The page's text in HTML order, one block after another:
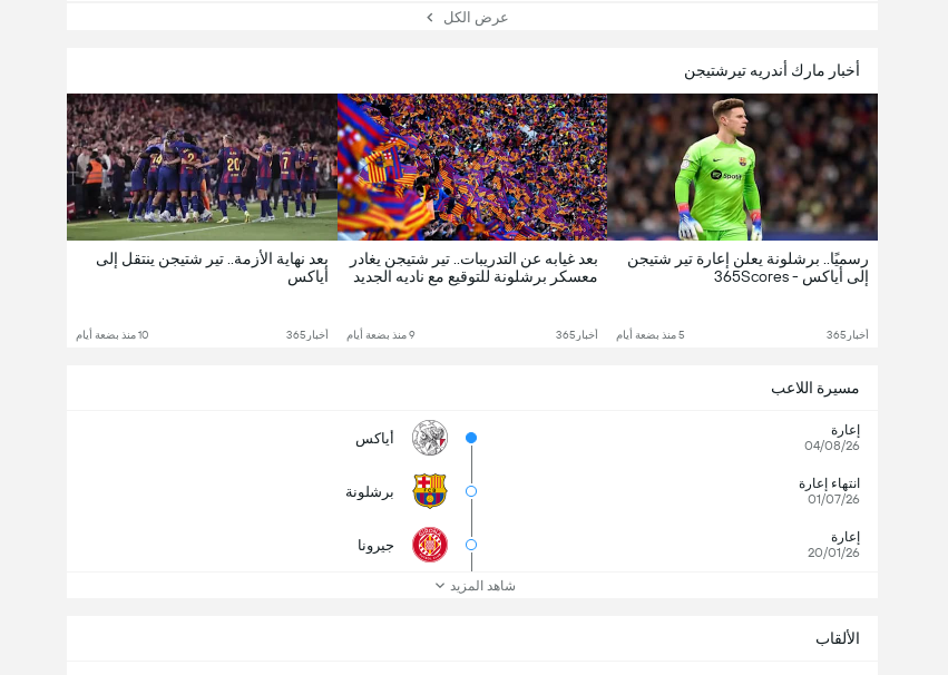
عرض الكل
أخبار مارك أندريه تيرشتيجن
رسميًا.. برشلونة يعلن إعارة تير شتيجن
إلى أياكس - 365Scores
أخبار365 5 منذ بضعة أيام
بعد غيابه عن التدريبات.. تير شتيجن يغادر
معسكر برشلونة للتوقيع مع ناديه الجديد
أخبار365 9 منذ بضعة أيام
بعد نهاية الأزمة.. تير شتيجن ينتقل إلى
أياكس
أخبار365 10 منذ بضعة أيام
مسيرة اللاعب
إعارة
04/08/26
أياكس
انتهاء إعارة
01/07/26
برشلونة
إعارة
20/01/26
جيرونا
شاهد المزيد
الألقاب